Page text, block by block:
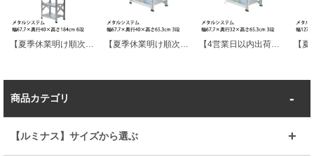
【夏季休業明け順次発送】メタルシステム 幅67.7×奥行40×高さ184cm 6段 MS6186D4 【夏季休業明け順次発送】メタルシステム 幅67.7×奥行40×高さ65.3cm 3段 MS663D4 【4営業日以内出荷】メタルシステム(連結用セット) 幅67.7×奥行32×高さ65.3cm 3段 MS663D3S
商品カテゴリ
【ルミナス】サイズから選ぶ